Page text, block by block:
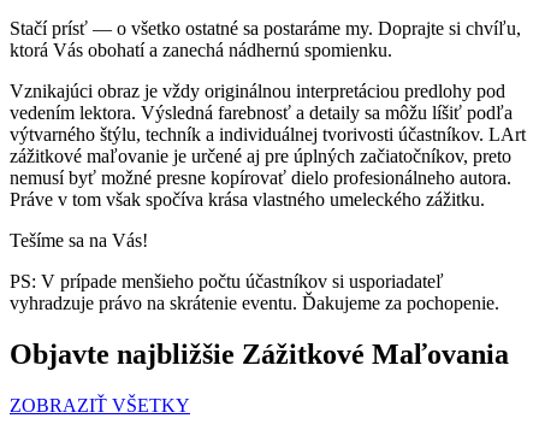
Stačí prísť — o všetko ostatné sa postaráme my. Doprajte si chvíľu,
ktorá Vás obohatí a zanechá nádhernú spomienku.
Vznikajúci obraz je vždy originálnou interpretáciou predlohy pod
vedením lektora. Výsledná farebnosť a detaily sa môžu líšiť podľa
výtvarného štýlu, techník a individuálnej tvorivosti účastníkov. LArt
zážitkové maľovanie je určené aj pre úplných začiatočníkov, preto
nemusí byť možné presne kopírovať dielo profesionálneho autora.
Práve v tom však spočíva krása vlastného umeleckého zážitku.
Tešíme sa na Vás!
PS: V prípade menšieho počtu účastníkov si usporiadateľ
vyhradzuje právo na skrátenie eventu. Ďakujeme za pochopenie.
Objavte najbližšie Zážitkové Maľovania
ZOBRAZIŤ VŠETKY